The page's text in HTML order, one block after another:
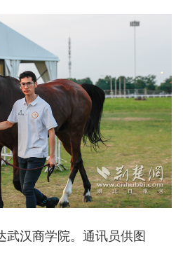
武汉商学院。通讯员供图